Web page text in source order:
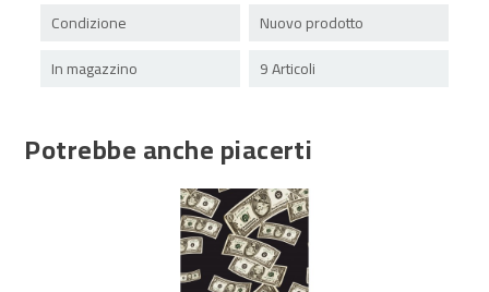
Condizione
Nuovo prodotto
In magazzino
9 Articoli
Potrebbe anche piacerti